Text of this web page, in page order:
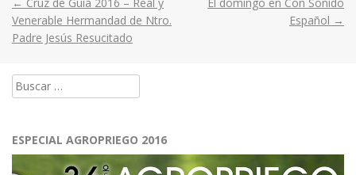
Post
navigation
Venerable Hermandad de Ntro.
Padre Jesús Resucitado
Español →
Buscar:
ESPECIAL AGROPRIEGO 2016